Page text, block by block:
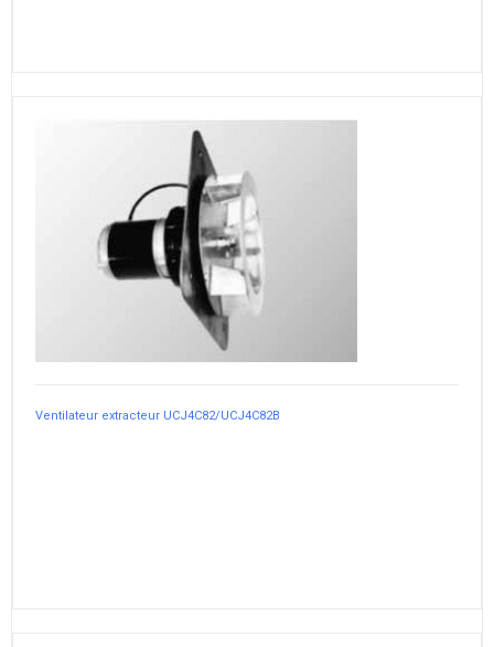
Ventilateur extracteur UCJ4C82/UCJ4C82B